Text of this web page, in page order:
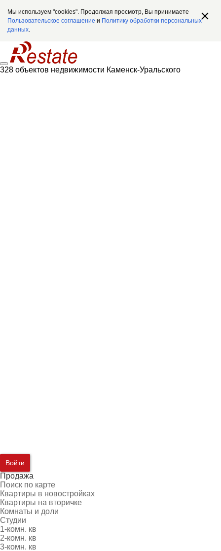
Мы используем "cookies". Продолжая просмотр, Вы принимаете
Пользовательское соглашение и Политику обработки персональных
данных.
328 объектов недвижимости Каменск-Уральского
Войти
Продажа
Поиск по карте
Квартиры в новостройках
Квартиры на вторичке
Комнаты и доли
Студии
1-комн. кв
2-комн. кв
3-комн. кв